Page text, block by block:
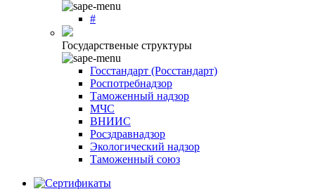
#
Государственые структуры
Госстандарт (Росстандарт)
Роспотребнадзор
Таможенный надзор
МЧС
ВНИИС
Росздравнадзор
Экологический надзор
Таможенный союз